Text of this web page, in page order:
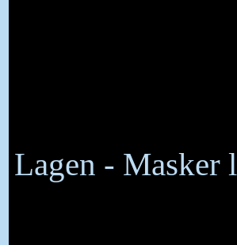
Lagen - Masker